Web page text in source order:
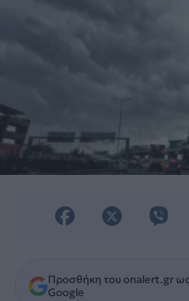
Προσθήκη του onalert.gr
Google